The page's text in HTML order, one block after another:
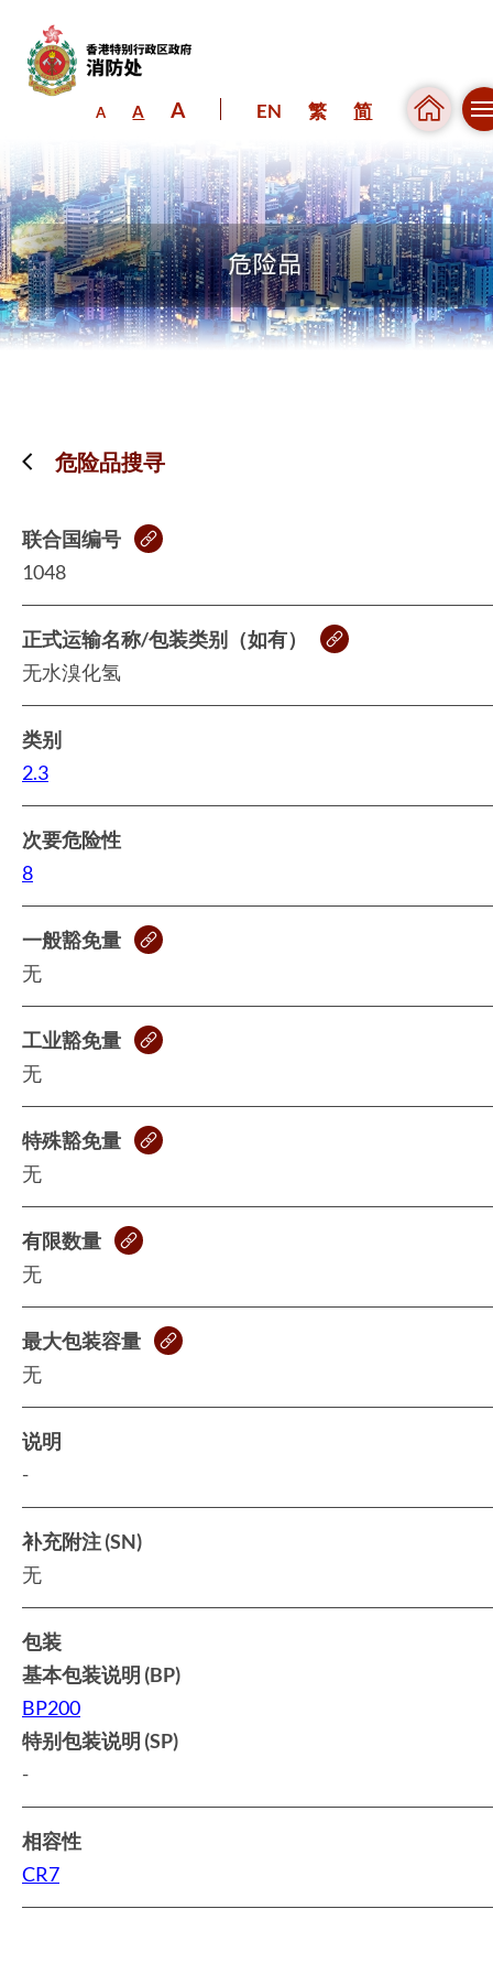
A A A EN 繁 简
危险品搜寻
联合国编号
1048
正式运输名称/包装类别（如有）
无水溴化氢
类别
2.3
次要危险性
8
一般豁免量
无
工业豁免量
无
特殊豁免量
无
有限数量
无
最大包装容量
无
说明
-
补充附注 (SN)
无
包装
基本包装说明 (BP)
BP200
特别包装说明 (SP)
-
相容性
CR7